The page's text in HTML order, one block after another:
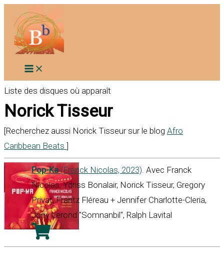
contenu
Liste des disques où apparaît
Norick Tisseur
[Recherchez aussi Norick Tisseur sur le blog Afro
Caribbean Beats ]
Pop-Ka(Franck Nicolas, 2023). Avec Franck
Nicolas, Ydriss Bonalair, Norick Tisseur, Gregory
Privat, Frantz Fléreau + Jennifer Charlotte-Cleria,
Jony Lerond "Somnanbil", Ralph Lavital